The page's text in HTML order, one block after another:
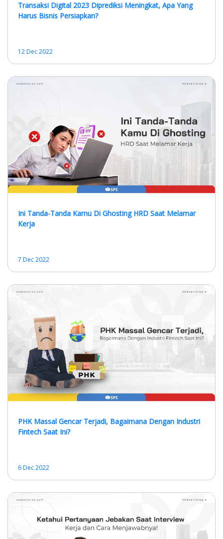
Transaksi Digital 2023 Diprediksi Meningkat, Apa Yang
Harus Bisnis Persiapkan?
12 Dec 2022
Ini Tanda-Tanda Kamu Di Ghosting HRD Saat Melamar
Kerja
7 Dec 2022
PHK Massal Gencar Terjadi, Bagaimana Dengan Industri
Fintech Saat Ini?
6 Dec 2022